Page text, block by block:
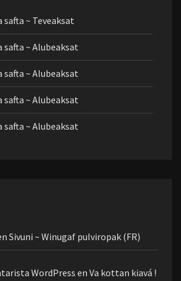
safta ~ Teveaksat
safta ~ Alubeaksat
safta ~ Alubeaksat
safta ~ Alubeaksat
safta ~ Alubeaksat
Sivuni ~ Winugaf pulviropak (FR)
WordPress en Va kottan kiavá !